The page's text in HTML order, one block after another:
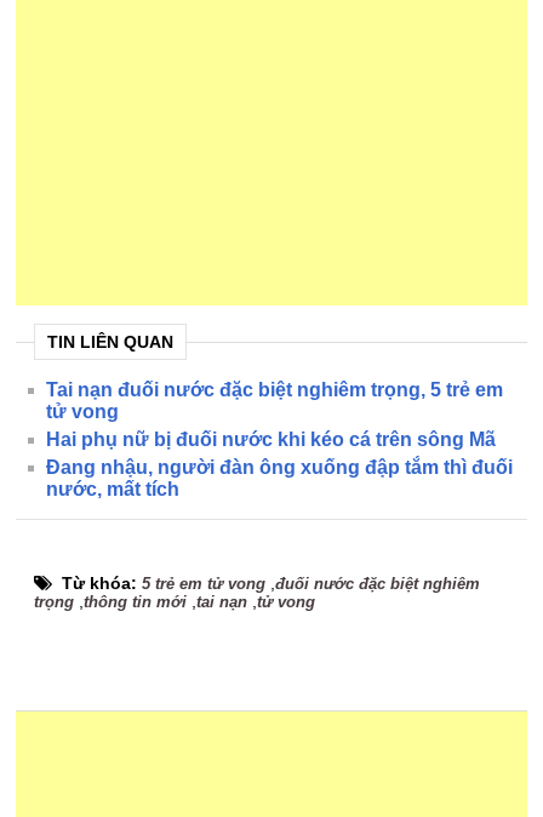
TIN LIÊN QUAN
Tai nạn đuối nước đặc biệt nghiêm trọng, 5 trẻ em
tử vong
Hai phụ nữ bị đuối nước khi kéo cá trên sông Mã
Đang nhậu, người đàn ông xuống đập tắm thì đuối
nước, mất tích
Từ khóa:5 trẻ em tử vong ,đuối nước đặc biệt nghiêm
trọng ,thông tin mới ,tai nạn ,tử vong